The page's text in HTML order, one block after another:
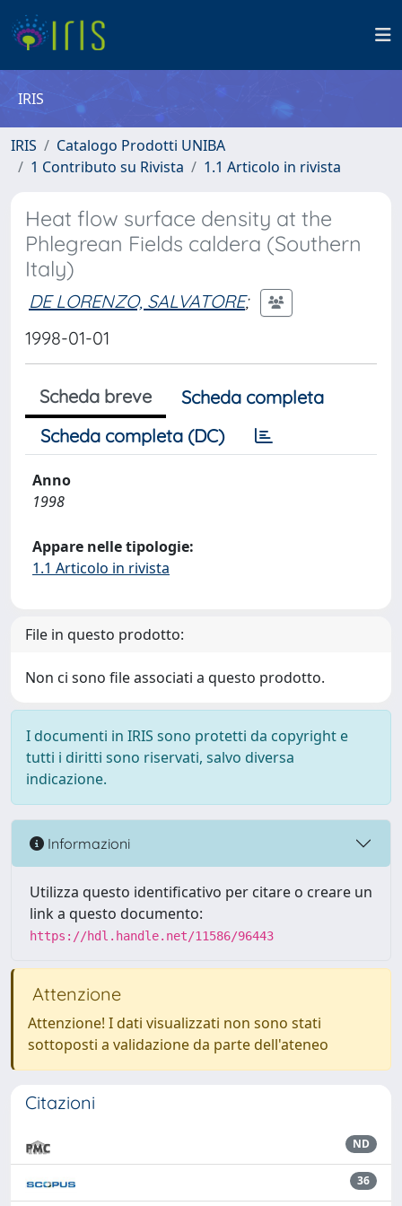
IRIS
IRIS
Catalogo Prodotti UNIBA
1 Contributo su Rivista
1.1 Articolo in rivista
Heat flow surface density at the
Phlegrean Fields caldera (Southern
Italy)
DE LORENZO, SALVATORE;
1998-01-01
Scheda breve
Scheda completa
Scheda completa (DC)
Anno
1998
Appare nelle tipologie:
1.1 Articolo in rivista
File in questo prodotto:
Non ci sono file associati a questo prodotto.
I documenti in IRIS sono protetti da copyright e
tutti i diritti sono riservati, salvo diversa
indicazione.
Informazioni
Utilizza questo identificativo per citare o creare un
link a questo documento:
https://hdl.handle.net/11586/96443
Attenzione
Attenzione! I dati visualizzati non sono stati
sottoposti a validazione da parte dell'ateneo
Citazioni
ND
36